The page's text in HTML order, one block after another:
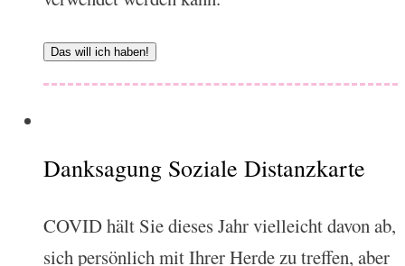
Das will ich haben!
Danksagung Soziale Distanzkarte
COVID hält Sie dieses Jahr vielleicht davon ab,
sich persönlich mit Ihrer Herde zu treffen, aber